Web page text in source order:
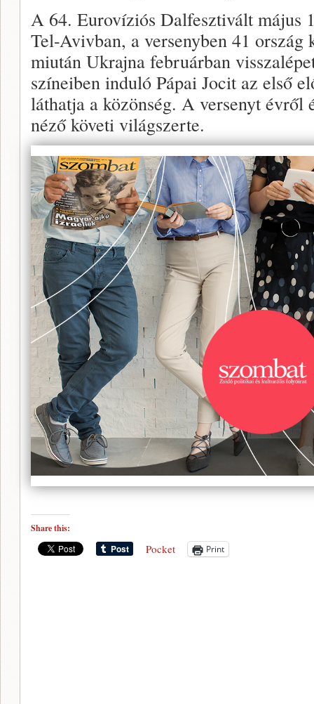
A 64. Eurovíziós Dalfesztivált május
Tel-Avivban, a versenyben 41 ország
miután Ukrajna februárban
színeiben induló Pápai Jocit az első
láthatja a közönség. A versenyt
néző követi világszerte.
Share this:
Pocket Print